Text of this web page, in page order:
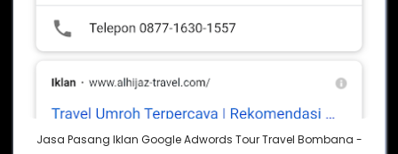
Jasa Pasang Iklan Google Adwords Tour Travel Bombana -